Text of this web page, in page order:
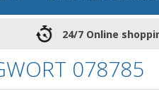
24/7 Online
078785